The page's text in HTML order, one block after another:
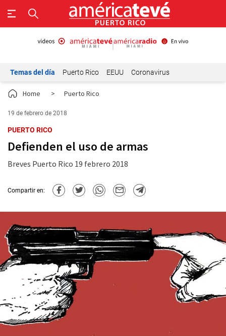
Temas del día Puerto Rico EEUU Coronavirus
Home > Puerto Rico
19 de febrero de 2018
PUERTO RICO
Defienden el uso de armas
Breves Puerto Rico 19 febrero 2018
Compartir en: